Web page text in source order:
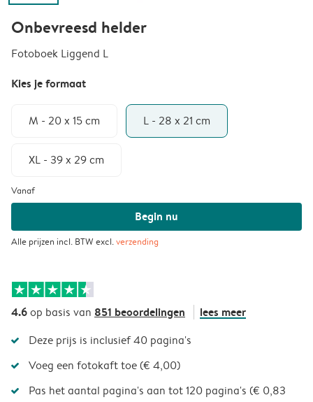
Onbevreesd helder
Fotoboek Liggend L
Kies je formaat
M - 20 x 15 cm L - 28 x 21 cm
XL - 39 x 29 cm
Vanaf
Begin nu
Alle prijzen incl. BTW excl.verzending
4.6op basis van 851 beoordelingen lees meer
Deze prijs is inclusief 40 pagina's
Voeg een fotokaft toe (€ 4,00)
Pas het aantal pagina's aan tot 120 pagina's (€ 0,83